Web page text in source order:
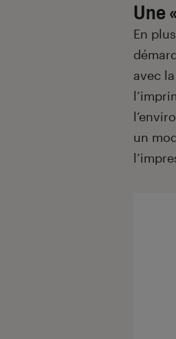
Une
En
avec
un